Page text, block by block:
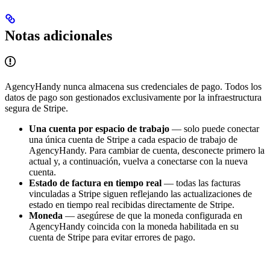
Notas adicionales
AgencyHandy nunca almacena sus credenciales de pago. Todos los
datos de pago son gestionados exclusivamente por la infraestructura
segura de Stripe.
Una cuenta por espacio de trabajo — solo puede conectar
una única cuenta de Stripe a cada espacio de trabajo de
AgencyHandy. Para cambiar de cuenta, desconecte primero la
actual y, a continuación, vuelva a conectarse con la nueva
cuenta.
Estado de factura en tiempo real — todas las facturas
vinculadas a Stripe siguen reflejando las actualizaciones de
estado en tiempo real recibidas directamente de Stripe.
Moneda — asegúrese de que la moneda configurada en
AgencyHandy coincida con la moneda habilitada en su
cuenta de Stripe para evitar errores de pago.